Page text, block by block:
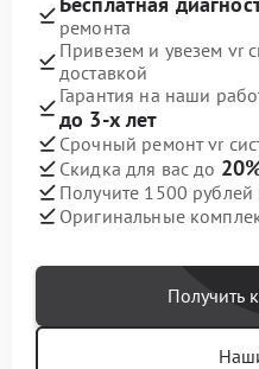
ремонта
Привезем и увезем vr
доставкой
Гарантия на наши
до 3-х лет
Срочный ремонт vr
Скидка для вас до
Получите 1500
Оригинальные
Получить